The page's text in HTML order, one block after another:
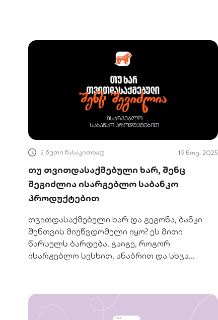
2 წუთი წასაკითხად 19 ნოე. 2025
თუ თვითდასაქმებული ხარ, შენც
შეგიძლია ისარგებლო საბანკო
პროდუქტებით
თვითდასაქმებული ხარ და გეგონა, ბანკი
შენთვის მიუწვდომელი იყო? ეს მითი
წარსულს ბარდება! გაიგე, როგორ
ისარგებლო სესხით, ანაბრით და სხვა